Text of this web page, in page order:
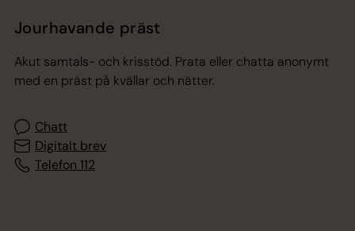
Jourhavande präst
Akut samtals- och krisstöd. Prata eller chatta anonymt
med en präst på kvällar och nätter.
Chatt
Digitalt brev
Telefon 112